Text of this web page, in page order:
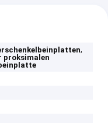
,
proksimalen